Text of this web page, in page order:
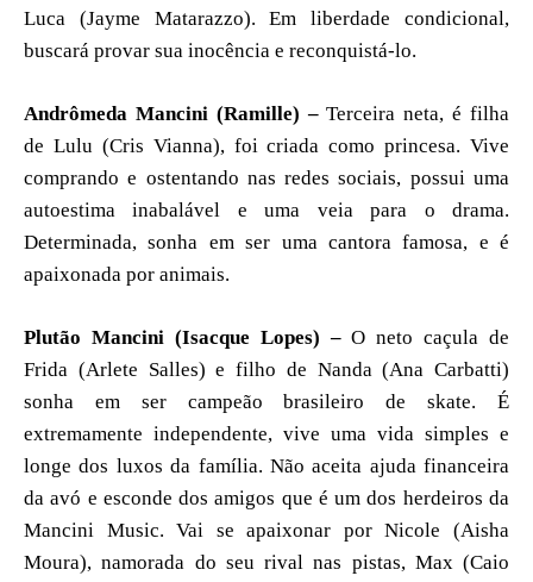
Luca (Jayme Matarazzo). Em liberdade condicional,
buscará provar sua inocência e reconquistá-lo.
Andrômeda Mancini (Ramille) –Terceira neta, é filha
de Lulu (Cris Vianna), foi criada como princesa. Vive
comprando e ostentando nas redes sociais, possui uma
autoestima inabalável e uma veia para o drama.
Determinada, sonha em ser uma cantora famosa, e é
apaixonada por animais.
Plutão Mancini (Isacque Lopes) –O neto caçula de
Frida (Arlete Salles) e filho de Nanda (Ana Carbatti)
sonha em ser campeão brasileiro de skate. É
extremamente independente, vive uma vida simples e
longe dos luxos da família. Não aceita ajuda financeira
da avó e esconde dos amigos que é um dos herdeiros da
Mancini Music. Vai se apaixonar por Nicole (Aisha
Moura), namorada do seu rival nas pistas, Max (Caio